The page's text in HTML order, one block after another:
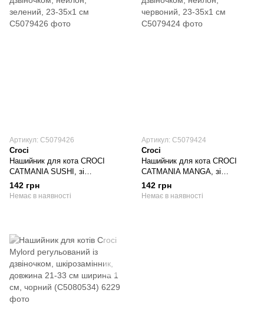
Артикул: C5079426
Croci
Нашийник для кота CROCI
CATMANIA SUSHI, зі
дзвіночком, нейлон, зелений,
23-35x1 см
142 грн
Немає в наявності
Артикул: C5079424
Croci
Нашийник для кота CROCI
CATMANIA MANGA, зі
дзвіночком, нейлон, червоний,
23-35x1 см
142 грн
Немає в наявності